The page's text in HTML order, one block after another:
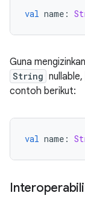
val name :
Guna
String nullable,
contoh berikut:
val name :